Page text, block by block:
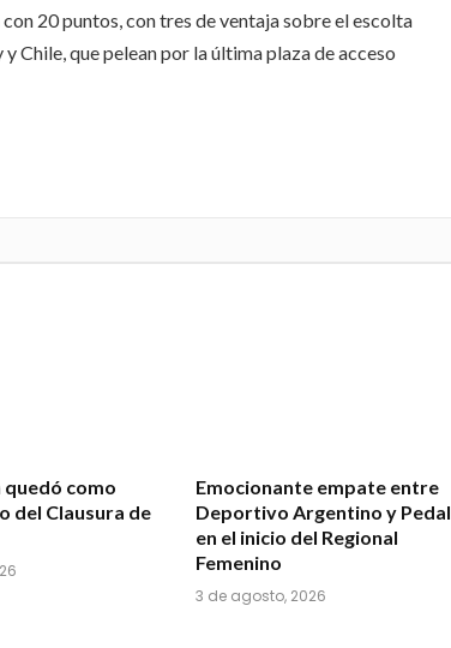
20 puntos, con tres de ventaja sobre el escolta
Chile, que pelean por la última plaza de acceso
como
del Clausura de
Emocionante empate entre
Deportivo Argentino y Pedal
en el inicio del Regional
Femenino
3 de agosto, 2026